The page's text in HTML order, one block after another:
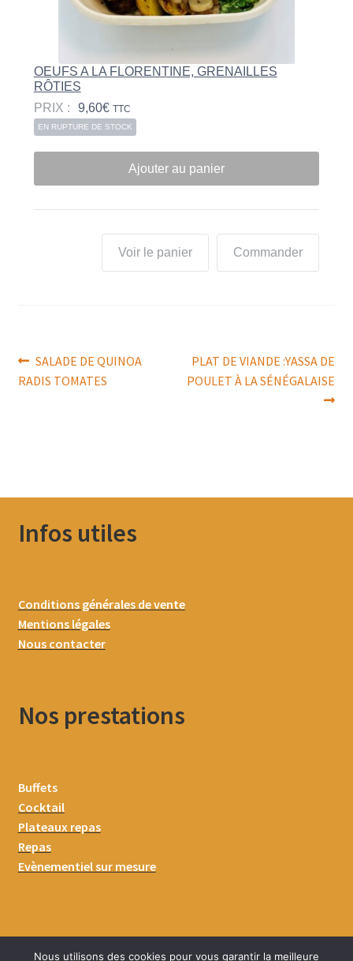
OEUFS A LA FLORENTINE, GRENAILLES
RÔTIES
PRIX :
9,60€ TTC
EN RUPTURE DE STOCK
Ajouter au panier
Commander
Voir le panier
Navigation
de
Article
précédent :
SALADE DE QUINOA
RADIS TOMATES
Article
suivant :
PLAT DE VIANDE :YASSA DE
POULET À LA SÉNÉGALAISE
Infos utiles
Conditions générales de vente
Mentions légales
Nous contacter
Nos prestations
Buffets
Cocktail
Plateaux repas
Repas
Evènementiel sur mesure
Nous utilisons des cookies pour vous garantir la meilleure